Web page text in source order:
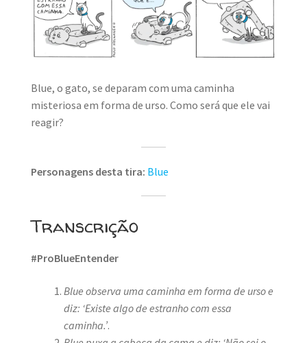
MINHA CONTA
CARRINHO
Blue, o gato, se deparam com uma caminha
misteriosa em forma de urso. Como será que ele vai
reagir?
Personagens desta tira: Blue
Transcrição
#ProBlueEntender
Blue observa uma caminha em forma de urso e
diz: ‘Existe algo de estranho com essa
caminha.’.